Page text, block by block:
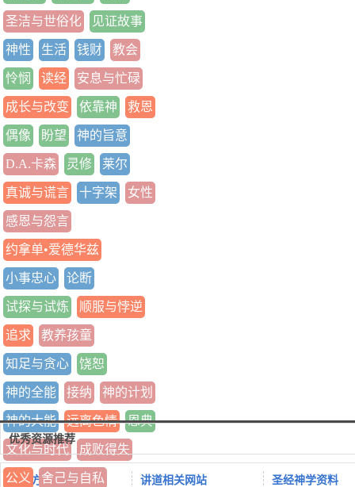
圣洁与世俗化 见证故事
神性 生活 钱财 教会
怜悯 读经 安息与忙碌
成长与改变 依靠神 救恩
偶像 盼望 神的旨意
D.A.卡森 灵修 莱尔
真诚与谎言 十字架 女性
感恩与怨言
约拿单•爱德华兹
小事忠心 论断
试探与试炼 顺服与悖逆
追求 教养孩童
知足与贪心 饶恕
神的全能 接纳 神的计划
神的大能 远离色情 恩典
文化与时代 成败得失
公义 舍己与自私
优秀资源推荐
讲道方法书籍 讲道相关网站 圣经神学资料